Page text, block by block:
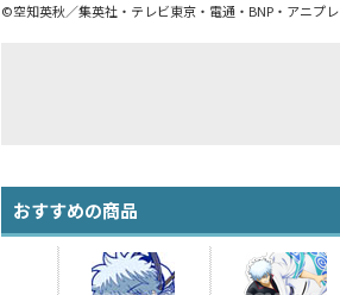
©空知英秋／集英社・テレビ東京・電通・BNP・アニプ
おすすめの商品